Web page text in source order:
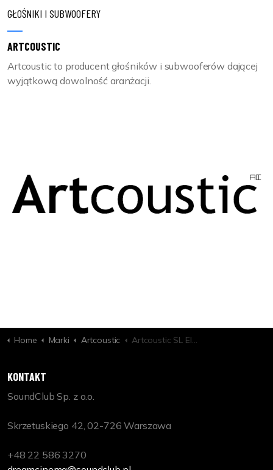
GŁOŚNIKI I SUBWOOFERY
ARTCOUSTIC
Artcoustic to producent głośników i subwooferów dającej
wyjątkową dowolność aranżacji.
Home Marki Artcoustic Artcoustic SL Elevate
KONTAKT
SoundClub Sp. z o.o.
Skrzetuskiego 42, 02-726 Warszawa
+48 22 586 3270